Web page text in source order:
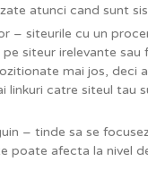
atunci cand sunt
– siteurile cu un
pe siteur irelevante sau
mai jos, deci
linkuri catre siteul tau
– tinde sa se
poate afecta la nivel